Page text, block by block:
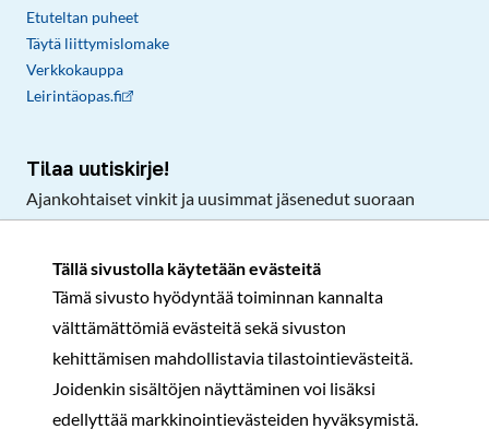
Tällä sivustolla käytetään evästeitä
Tämä sivusto hyödyntää toiminnan kannalta
välttämättömiä evästeitä sekä sivuston
kehittämisen mahdollistavia tilastointievästeitä.
Joidenkin sisältöjen näyttäminen voi lisäksi
edellyttää markkinointievästeiden hyväksymistä.
Etuteltan puheet
Täytä liittymislomake
Verkkokauppa
Leirintäopas.fi
Tilaa uutiskirje!
Ajankohtaiset vinkit ja uusimmat jäsenedut suoraan
Rekisteri- ja tietosuojaselosteSopimusehdot